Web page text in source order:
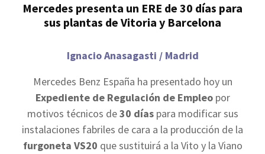
Mercedes presenta un ERE de 30 días para
sus plantas de Vitoria y Barcelona
Ignacio Anasagasti / Madrid
Mercedes Benz España ha presentado hoy un
Expediente de Regulación de Empleopor
motivos técnicos de30 díaspara modificar sus
instalaciones fabriles de cara a la producción de la
furgoneta VS20 que sustituirá a la Vito y la Viano